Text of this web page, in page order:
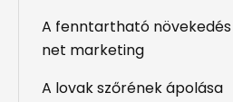
A fenntartható
net marketing
A lovak szőrének ápolása